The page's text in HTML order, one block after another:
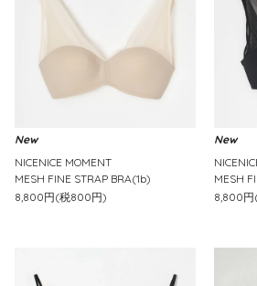
New
NICENICE MOMENT
MESH FINE STRAP BRA(1b)
8,800円(税800円)
New
MESH
8,800